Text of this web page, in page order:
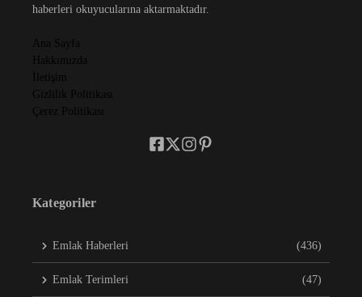
haberleri okuyucularına aktarmaktadır.
Ana Sayfa
Hakkımızda
İletişim
Gizlilik Politikası
Çerez Politikası
Kategoriler
Emlak Haberleri (436)
Emlak Terimleri (47)